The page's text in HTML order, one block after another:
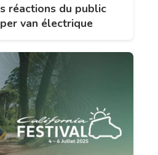
réactions du public
van électrique